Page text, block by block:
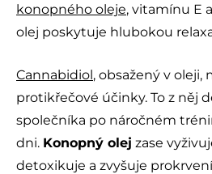
konopného oleje, vitamínu E
olej poskytuje hlubokou
Cannabidiol, obsažený v oleji,
protikřečové účinky. To z něj
společníka po náročném
dni. Konopný olej zase
detoxikuje a zvyšuje